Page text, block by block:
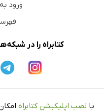
ورود
کتابراه را در
با نصب اپلیکیشن کتابراه